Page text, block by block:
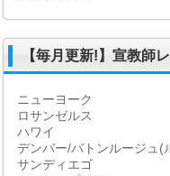
【毎月更新!】宣教師
ニューヨーク
ロサンゼルス
ハワイ
デンバー/バトンルージュ(
サンディエゴ